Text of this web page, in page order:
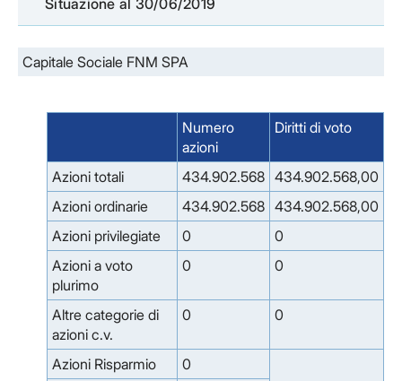
Situazione al 30/06/2019
Capitale Sociale FNM SPA
Numero
azioni
Diritti di voto
Azioni totali 434.902.568 434.902.568,00
Azioni ordinarie
434.902.568 434.902.568,00
Azioni privilegiate
0
0
Azioni a voto
plurimo
0 0
Altre categorie di
azioni c.v.
0 0
Azioni Risparmio
0